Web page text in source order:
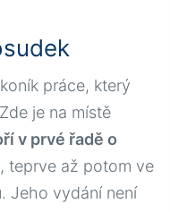
práce, který
je na místě
v prvé řadě o
, teprve až potom ve
Jeho vydání není